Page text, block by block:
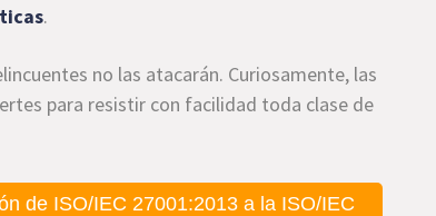
.
no las atacarán. Curiosamente, las
para resistir con facilidad toda clase de
de ISO/IEC 27001:2013 a la ISO/IEC